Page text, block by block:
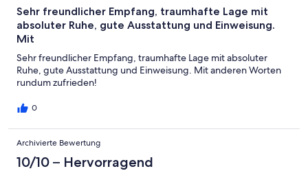
Sehr freundlicher Empfang, traumhafte Lage mit
absoluter Ruhe, gute Ausstattung und Einweisung.
Mit
Sehr freundlicher Empfang, traumhafte Lage mit absoluter
Ruhe, gute Ausstattung und Einweisung. Mit anderen Worten
rundum zufrieden!
0
Archivierte Bewertung
10/10 – Hervorragend